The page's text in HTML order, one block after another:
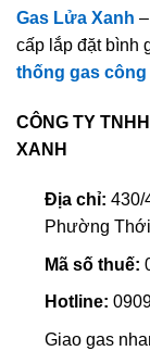
Gas Lửa Xanh
cấp lắp đặt bình
thống gas
CÔNG TY
XANH
Địa chỉ: 430/
Phường
Mã số thuế:
Hotline:
Giao gas